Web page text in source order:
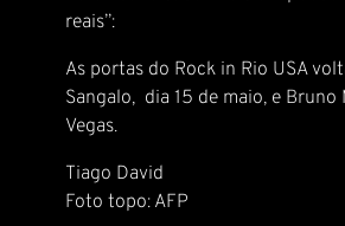
reais”:
As portas do Rock in Rio USA
Sangalo, dia 15 de maio, e
Vegas.
Tiago David
Foto topo: AFP